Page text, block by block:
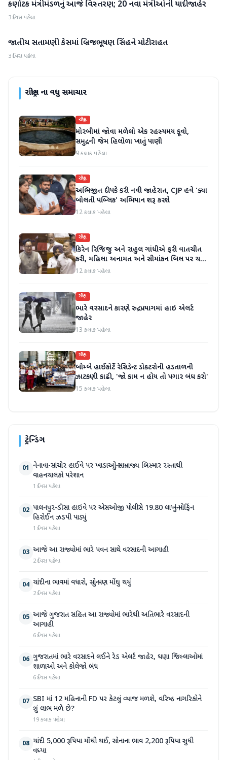
રાષ્ટ્રીય
કર્ણાટક મંત્રીમંડળનું આજે વિસ્તરણ; 20 નવા મંત્રીઓની યાદી જાહેર
3 દિવસ પહેલા
રાષ્ટ્રીય
જાતીય સતામણી કેસમાં બ્રિજભૂષણ સિંહને મોટી રાહત
3 દિવસ પહેલા
રાષ્ટ્રીયના વધુ સમાચાર
રાષ્ટ્રીય
મોરબીમાં જોવા મળેલો એક રહસ્યમય કૂવો,
સમુદ્રની જેમ હિલોળા ખાતું પાણી
9 કલાક પહેલા
રાષ્ટ્રીય
અભિજીત દીપકે કરી નવી જાહેરાત, CJP હવે 'ક્યા
બોલતી પબ્લિક' અભિયાન શરૂ કરશે
12 કલાક પહેલા
રાષ્ટ્રીય
કિરેન રિજિજુ અને રાહુલ ગાંધીએ ફરી વાતચીત
કરી, મહિલા અનામત અને સીમાંકન બિલ પર ચર્ચા
કરી
12 કલાક પહેલા
રાષ્ટ્રીય
ભારે વરસાદને કારણે રુદ્રપ્રયાગમાં હાઇ એલર્ટ
જાહેર
13 કલાક પહેલા
રાષ્ટ્રીય
બોમ્બે હાઈકોર્ટે રેસિડેન્ટ ડોક્ટરોની હડતાળની
ઝાટકણી કાઢી, 'જો કામ ન હોય તો પગાર બંધ કરો'
15 કલાક પહેલા
ટ્રેન્ડિંગ
01 નેનાવા-સાંચોર હાઈવે પર ખાડાઓનું સામ્રાજ્ય બિસ્માર રસ્તાથી
વાહનચાલકો પરેશાન
1 દિવસ પહેલા
02 પાલનપુર-ડીસા હાઇવે પર એસઓજી પોલીસે 19.80 લાખનું મોર્ફિન
હિરોઈન ઝડપી પાડ્યું
1 દિવસ પહેલા
03 આજે આ રાજ્યોમાં ભારે પવન સાથે વરસાદની આગાહી
2 દિવસ પહેલા
04 ચાંદીના ભાવમાં વધારો, સોનું પણ મોંઘુ થયું
2 દિવસ પહેલા
05 આજે ગુજરાત સહિત આ રાજ્યોમાં ભારેથી અતિભારે વરસાદની
આગાહી
6 દિવસ પહેલા
06 ગુજરાતમાં ભારે વરસાદને લઈને રેડ એલર્ટ જાહેર, ઘણા જિલ્લાઓમાં
શાળાઓ અને કોલેજો બંધ
6 દિવસ પહેલા
07 SBI માં 12 મહિનાની FD પર કેટલું વ્યાજ મળશે, વરિષ્ઠ નાગરિકોને
શું લાભ મળે છે?
19 કલાક પહેલા
08 ચાંદી 5,000 રૂપિયા મોંઘી થઈ, સોનાના ભાવ 2,200 રૂપિયા સુધી
વધ્યા